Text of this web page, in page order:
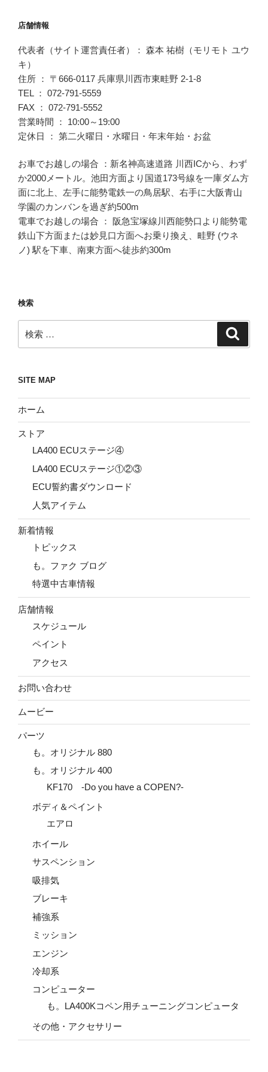
店舗情報
代表者（サイト運営責任者）： 森本 祐樹（モリモト ユウ
キ）
住所 ： 〒666-0117 兵庫県川西市東畦野 2-1-8
TEL ： 072-791-5559
FAX ： 072-791-5552
営業時間 ： 10:00～19:00
定休日 ： 第二火曜日・水曜日・年末年始・お盆
お車でお越しの場合 ：新名神高速道路 川西ICから、わず
か2000メートル。池田方面より国道173号線を一庫ダム方
面に北上、左手に能勢電鉄一の鳥居駅、右手に大阪青山
学園のカンバンを過ぎ約500m
電車でお越しの場合 ： 阪急宝塚線川西能勢口より能勢電
鉄山下方面または妙見口方面へお乗り換え、畦野 (ウネ
ノ) 駅を下車、南東方面へ徒歩約300m
検索
索:
SITE MAP
ホーム
ストア
LA400 ECUステージ④
LA400 ECUステージ①②③
ECU誓約書ダウンロード
人気アイテム
新着情報
トピックス
も。ファク ブログ
特選中古車情報
店舗情報
スケジュール
ペイント
アクセス
お問い合わせ
ムービー
パーツ
も。オリジナル 880
も。オリジナル 400
KF170 -Do you have a COPEN?-
ボディ＆ペイント
エアロ
ホイール
サスペンション
吸排気
ブレーキ
補強系
ミッション
エンジン
冷却系
コンピューター
も。LA400Kコペン用チューニングコンピュータ
その他・アクセサリー